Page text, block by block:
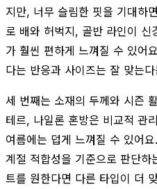
지만, 너무 슬림한 핏을 기대하
로 배와 허벅지, 골반 라인이 신
가 훨씬 편하게 느껴질 수 있어
다는 반응과 사이즈는 잘 맞는
세 번째는 소재의 두께와 시즌
테르, 나일론 혼방은 비교적 관
여름에는 덥게 느껴질 수 있어
계절 적합성을 기준으로 판단하
트를 원한다면 다른 타입이 더